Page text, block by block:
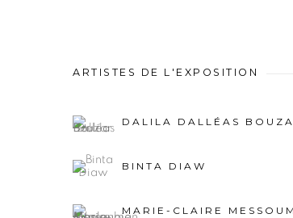
ARTISTES DE L'EXPOSITION
DALILA DALLÉAS
BINTA DIAW
MARIE-CLAIRE